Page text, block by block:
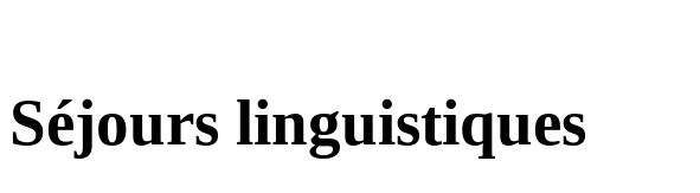
Séjours linguistiques